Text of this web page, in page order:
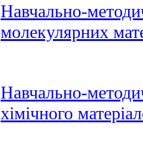
Навчально-
молекулярних
Навчально-
хімічного